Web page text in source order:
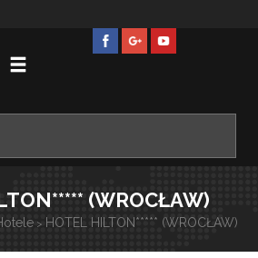
(WROCŁAW)
> HOTEL HILTON***** (WROCŁAW)